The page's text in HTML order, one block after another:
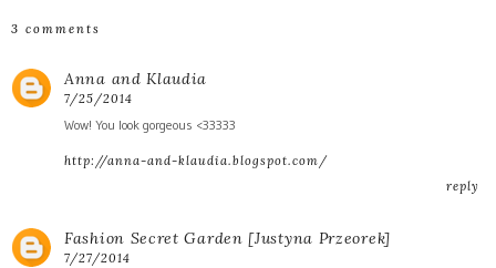
3 comments
Anna and Klaudia
7/25/2014
Wow! You look gorgeous <33333
http://anna-and-klaudia.blogspot.com/
reply
Fashion Secret Garden [Justyna Przeorek]
7/27/2014